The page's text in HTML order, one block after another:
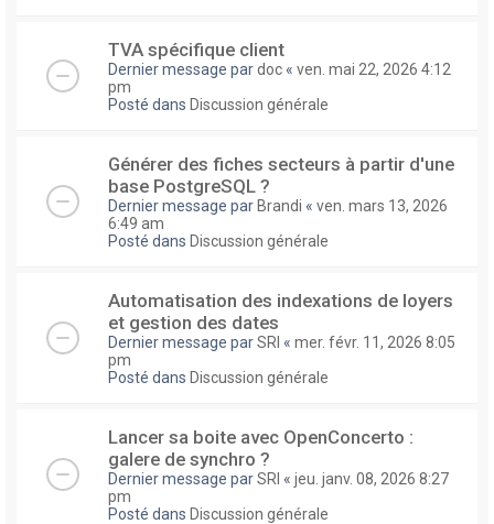
TVA spécifique client
Dernier message pardoc « ven. mai 22, 2026 4:12
pm
Posté dans Discussion générale
Générer des fiches secteurs à partir d'une
base PostgreSQL ?
Dernier message par Brandi « ven. mars 13, 2026
6:49 am
Posté dans Discussion générale
Automatisation des indexations de loyers
et gestion des dates
Dernier message parSRI « mer. févr. 11, 2026 8:05
pm
Posté dans Discussion générale
Lancer sa boite avec OpenConcerto :
galere de synchro ?
Dernier message parSRI « jeu. janv. 08, 2026 8:27
pm
Posté dans Discussion générale